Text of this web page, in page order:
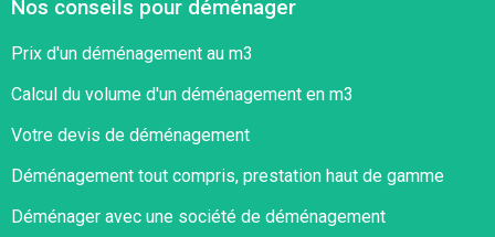
Nos conseils pour déménager
Prix d'un déménagement au m3
Calcul du volume d'un déménagement en m3
Votre devis de déménagement
Déménagement tout compris, prestation haut de gamme
Déménager avec une société de déménagement